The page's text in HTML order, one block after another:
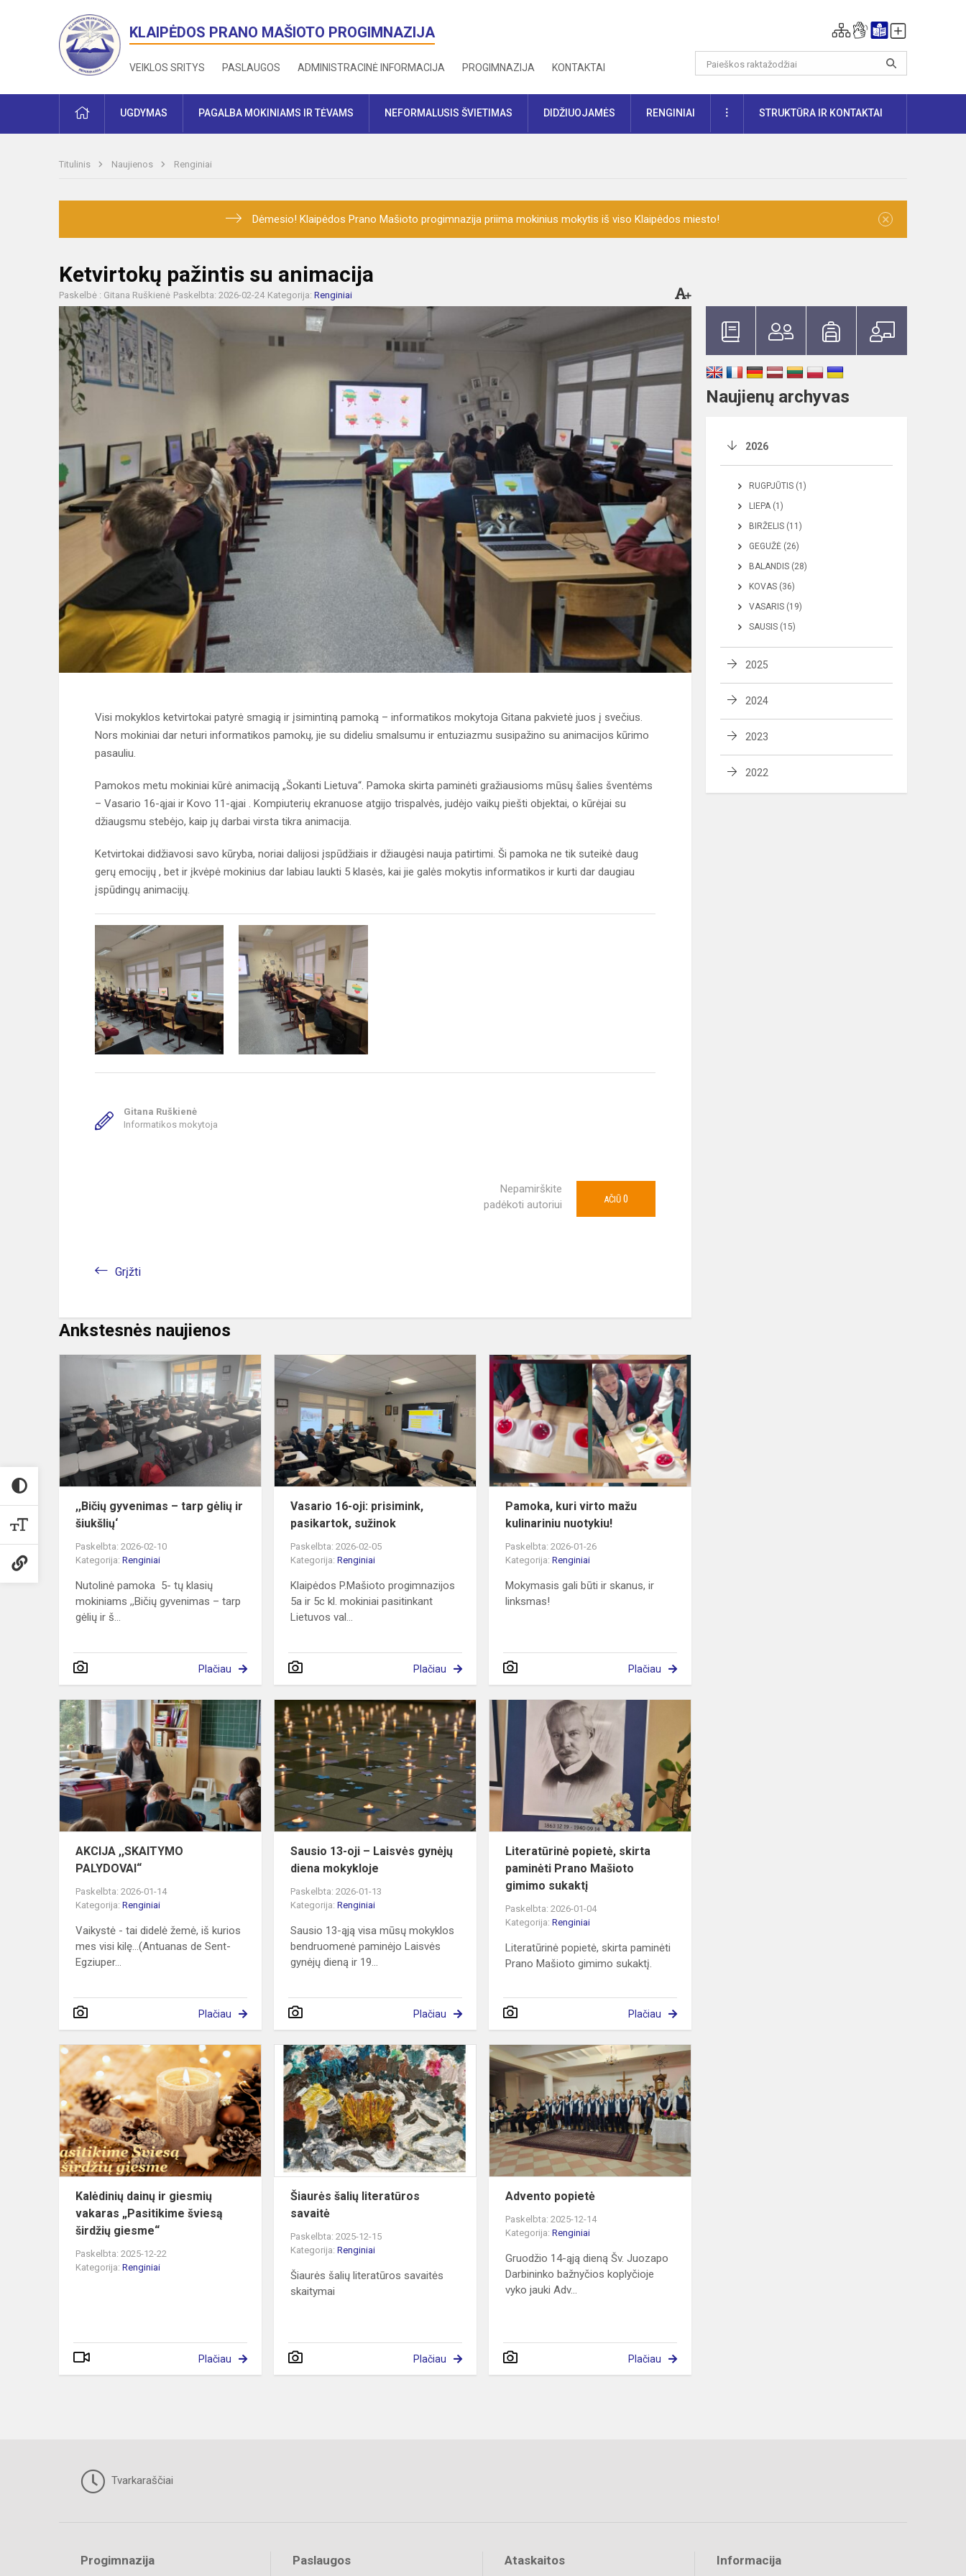
KLAIPĖDOS PRANO MAŠIOTO PROGIMNAZIJA
VEIKLOS SRITYS PASLAUGOS ADMINISTRACINĖ INFORMACIJA PROGIMNAZIJA KONTAKTAI
PRADŽIAUGDYMAS PAGALBA MOKINIAMS IR TĖVAMS NEFORMALUSIS ŠVIETIMAS DIDŽIUOJAMĖS RENGINIAI DAUGIAUSTRUKTŪRA IR KONTAKTAI
Titulinis Naujienos Renginiai
Dėmesio! Klaipėdos Prano Mašioto progimnazija priima mokinius mokytis iš viso Klaipėdos miesto! ×
Ketvirtokų pažintis su animacija
Paskelbė : Gitana Ruškienė Paskelbta: 2026-02-24 Kategorija: Renginiai
Visi mokyklos ketvirtokai patyrė smagią ir įsimintiną pamoką – informatikos mokytoja Gitana pakvietė juos į svečius.
Nors mokiniai dar neturi informatikos pamokų, jie su dideliu smalsumu ir entuziazmu susipažino su animacijos kūrimo
pasauliu.
Pamokos metu mokiniai kūrė animaciją „Šokanti Lietuva“. Pamoka skirta paminėti gražiausioms mūsų šalies šventėms
– Vasario 16-ąjai ir Kovo 11-ąjai . Kompiuterių ekranuose atgijo trispalvės, judėjo vaikų piešti objektai, o kūrėjai su
džiaugsmu stebėjo, kaip jų darbai virsta tikra animacija.
Ketvirtokai didžiavosi savo kūryba, noriai dalijosi įspūdžiais ir džiaugėsi nauja patirtimi. Ši pamoka ne tik suteikė daug
gerų emocijų , bet ir įkvėpė mokinius dar labiau laukti 5 klasės, kai jie galės mokytis informatikos ir kurti dar daugiau
įspūdingų animacijų.
Gitana Ruškienė
Informatikos mokytoja
Nepamirškite
padėkoti autoriui
AČIŪ 0
Grįžti
Ankstesnės naujienos
,,Bičių
gyvenimas
–
tarp
šiukšlių‘
,,Bičių gyvenimas – tarp gėlių ir
šiukšlių‘
Paskelbta: 2026-02-10
Kategorija: Renginiai
Nutolinė pamoka 5- tų klasių
mokiniams ,,Bičių gyvenimas – tarp
gėlių ir š...
Plačiau
Vasario
prisimink,
pasikartok,
sužinok
Vasario 16-oji: prisimink,
pasikartok, sužinok
Paskelbta: 2026-02-05
Kategorija:Renginiai
Klaipėdos P.Mašioto progimnazijos
5a ir 5c kl. mokiniai pasitinkant
Lietuvos val...
Plačiau
Pamoka, kuri virto mažu
kulinariniu nuotykiu!
Paskelbta: 2026-01-26
Kategorija:Renginiai
Mokymasis gali būti ir skanus, ir
linksmas!
Plačiau
AKCIJA
,,SKAITYMO
PALYDOVAI“
AKCIJA ,,SKAITYMO
PALYDOVAI“
Paskelbta: 2026-01-14
Kategorija: Renginiai
Vaikystė - tai didelė žemė, iš kurios
mes visi kilę...(Antuanas de Sent-
Egziuper...
Plačiau
Sausio
13-
oji
Laisvės
gynėjų
diena
mokykloje
Sausio 13-oji – Laisvės gynėjų
diena mokykloje
Paskelbta: 2026-01-13
Kategorija:Renginiai
Sausio 13-ąją visa mūsų mokyklos
bendruomenė paminėjo Laisvės
gynėjų dieną ir 19...
Plačiau
skirta
paminėti
Prano
gimimo...
Literatūrinė popietė, skirta
paminėti Prano Mašioto
gimimo sukaktį
Paskelbta: 2026-01-04
Kategorija:Renginiai
Literatūrinė popietė, skirta paminėti
Prano Mašioto gimimo sukaktį.
Plačiau
Kalėdinių
dainų
ir
giesmių
vakaras
„Pasitikime
šviesą
širdž...
Kalėdinių dainų ir giesmių
vakaras „Pasitikime šviesą
širdžių giesme“
Paskelbta: 2025-12-22
Kategorija: Renginiai
Plačiau
Šiaurės
šalių
literatūros
savaitė
Šiaurės šalių literatūros
savaitė
Paskelbta: 2025-12-15
Kategorija:Renginiai
Šiaurės šalių literatūros savaitės
skaitymai
Plačiau
Advento
popietė
Advento popietė
Paskelbta: 2025-12-14
Kategorija:Renginiai
Gruodžio 14-ąją dieną Šv. Juozapo
Darbininko bažnyčios koplyčioje
vyko jauki Adv...
Plačiau
Naujienų archyvas
2026
RUGPJŪTIS (1)
LIEPA (1)
BIRŽELIS (11)
GEGUŽĖ (26)
BALANDIS (28)
KOVAS (36)
VASARIS (19)
SAUSIS (15)
2025
2024
2023
2022
Tvarkaraščiai
Progimnazija Paslaugos Ataskaitos Informacija